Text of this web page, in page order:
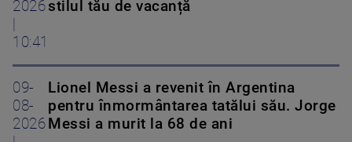
2026
10:41
stilul tău de vacanță
09-
08-
2026
Lionel Messi a revenit în Argentina
pentru înmormântarea tatălui său. Jorge
Messi a murit la 68 de ani